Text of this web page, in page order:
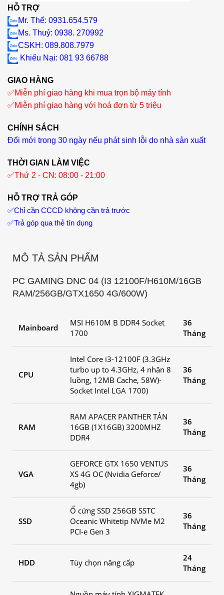
HỖ TRỢ
Mr. Thể: 0931.654.579
Ms. Thuỷ: 0938. 270992
CSKH: 089.808.7979
Khiếu Nại: 081 93 66788
GIAO HÀNG
✅Miễn phí giao hàng khi mua trọn bộ máy tính
✅Miễn phí giao hàng với hoá đơn từ 5 triệu
CHÍNH SÁCH
Đổi mới trong 30 ngày nếu phát sinh lỗi do nhà sản xuất
THỜI GIAN LÀM VIỆC
✅Thứ 2 - CN: 08:00 - 21:00
HỖ TRỢ TRẢ GÓP
✅Chỉ cần CCCD không cần trả trước
✅Trả góp qua thẻ tín dụng
MÔ TẢ SẢN PHẨM
PC GAMING DNC 04 (I3 12100F/H610M/16GB
RAM/256GB/GTX1650 4G/600W)
Mainboard
MSI H610M B DDR4 Socket
1700
36
Tháng
CPU
Intel Core i3-12100F (3.3GHz
turbo up to 4.3GHz, 4 nhân 8
luồng, 12MB Cache, 58W)-
Socket Intel LGA 1700)
36
Tháng
RAM
RAM APACER PANTHER TẢN
16GB (1X16GB) 3200MHZ
DDR4
36
Tháng
VGA
GEFORCE GTX 1650 VENTUS
XS 4G OC (Nvidia Geforce/
4gb)
36
Tháng
SSD
Ổ cứng SSD 256GB SSTC
Oceanic Whitetip NVMe M2
PCI-e Gen 3
36
Tháng
HDD Tùy chọn nâng cấp
24
Tháng